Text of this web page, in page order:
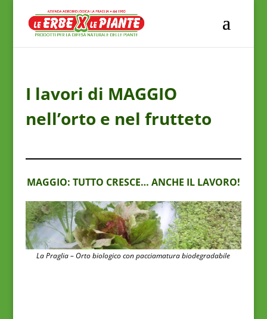
I lavori di MAGGIO
nell’orto e nel frutteto
MAGGIO: TUTTO CRESCE… ANCHE IL LAVORO!
La Praglia – Orto biologico con pacciamatura biodegradabile